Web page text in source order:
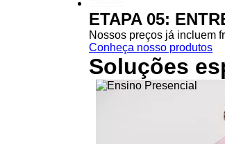
ETAPA 05:
Nossos preços já incluem
Conheça nosso produtos
Soluções